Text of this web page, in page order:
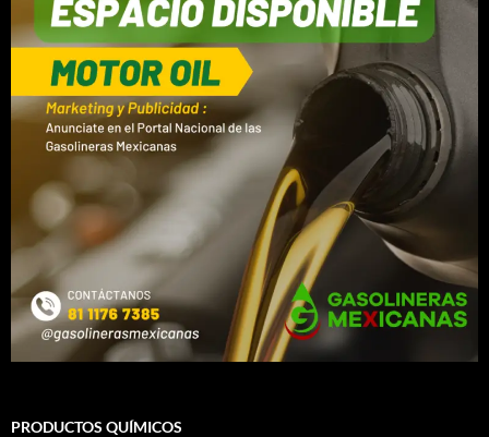
PRODUCTOS QUÍMICOS